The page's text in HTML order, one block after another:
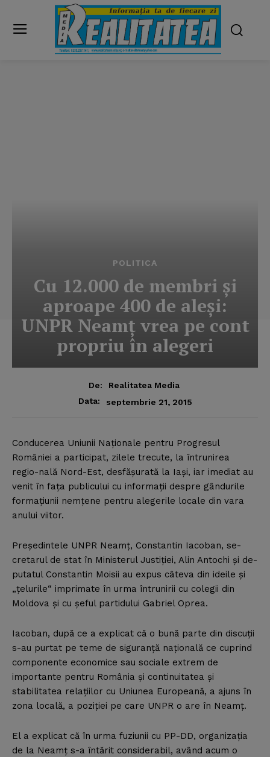
POLITICA
Cu 12.000 de membri şi
aproape 400 de aleşi:
UNPR Neamţ vrea pe cont
propriu în alegeri
De:
Realitatea Media
Data:
septembrie 21, 2015
Conducerea Uniunii Naţionale pentru Progresul
României a participat, zilele trecute, la întrunirea
regio-nală Nord-Est, desfăşurată la Iaşi, iar imediat au
venit în faţa publicului cu informaţii despre gândurile
formaţiunii nemţene pentru alegerile locale din vara
anului viitor.
Preşedintele UNPR Neamţ, Constantin Iacoban, se-
cretarul de stat în Ministerul Justiţiei, Alin Antochi şi de-
putatul Constantin Moisii au expus câteva din ideile şi
„ţelurile“ imprimate în urma întrunirii cu colegii din
Moldova şi cu şeful partidului Gabriel Oprea.
Iacoban, după ce a explicat că o bună parte din discuţii
s-au purtat pe teme de siguranţă naţională ce cuprind
componente economice sau sociale extrem de
importante pentru România şi continuitatea şi
stabilitatea relaţiilor cu Uniunea Europeană, a ajuns în
zona locală, a poziţiei pe care UNPR o are în Neamţ.
El a explicat că în urma fuziunii cu PP-DD, organizaţia
de la Neamţ s-a întărit considerabil, având acum o